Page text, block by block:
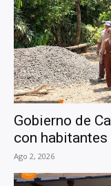
Gobierno de
con
Ago 2, 2026